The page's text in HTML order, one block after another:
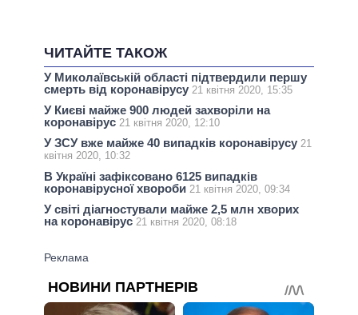
ЧИТАЙТЕ ТАКОЖ
У Миколаївській області підтвердили першу
смерть від коронавірусу 21 квітня 2020, 15:35
У Києві майже 900 людей захворіли на
коронавірус 21 квітня 2020, 12:10
У ЗСУ вже майже 40 випадків коронавірусу 21
квітня 2020, 10:32
В Україні зафіксовано 6125 випадків
коронавірусної хвороби 21 квітня 2020, 09:34
У світі діагностували майже 2,5 млн хворих
на коронавірус 21 квітня 2020, 08:18